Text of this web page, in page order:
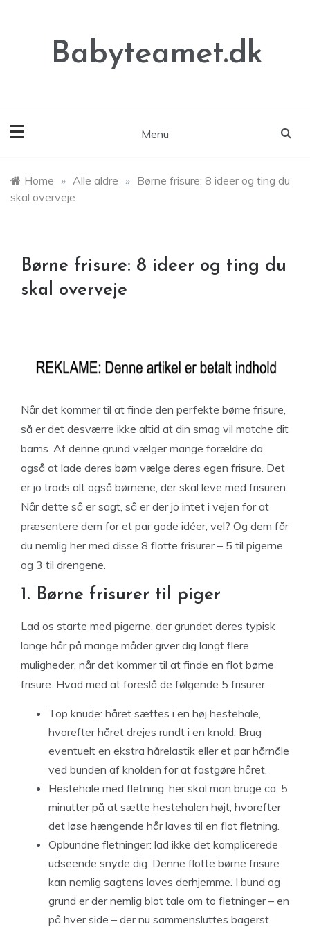
Babyteamet.dk
Menu
Home » Alle aldre » Børne frisure: 8 ideer og ting du
skal overveje
Børne frisure: 8 ideer og ting du
skal overveje
Når det kommer til at finde den perfekte børne frisure,
så er det desværre ikke altid at din smag vil matche dit
barns. Af denne grund vælger mange forældre da
også at lade deres børn vælge deres egen frisure. Det
er jo trods alt også børnene, der skal leve med frisuren.
Når dette så er sagt, så er der jo intet i vejen for at
præsentere dem for et par gode idéer, vel? Og dem får
du nemlig her med disse 8 flotte frisurer – 5 til pigerne
og 3 til drengene.
1. Børne frisurer til piger
Lad os starte med pigerne, der grundet deres typisk
lange hår på mange måder giver dig langt flere
muligheder, når det kommer til at finde en flot børne
frisure. Hvad med at foreslå de følgende 5 frisurer:
Top knude: håret sættes i en høj hestehale,
hvorefter håret drejes rundt i en knold. Brug
eventuelt en ekstra hårelastik eller et par hårnåle
ved bunden af knolden for at fastgøre håret.
Hestehale med fletning: her skal man bruge ca. 5
minutter på at sætte hestehalen højt, hvorefter
det løse hængende hår laves til en flot fletning.
Opbundne fletninger: lad ikke det komplicerede
udseende snyde dig. Denne flotte børne frisure
kan nemlig sagtens laves derhjemme. I bund og
grund er der nemlig blot tale om to fletninger – en
på hver side – der nu sammensluttes bagerst